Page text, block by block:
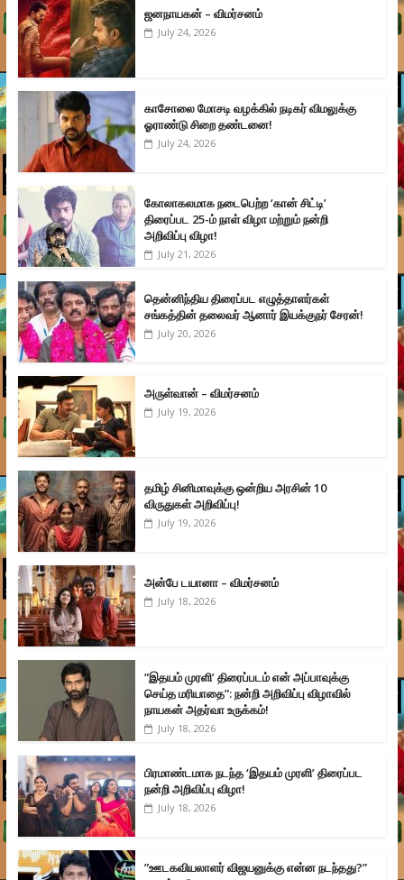
ஜனநாயகன் – விமர்சனம்
July 24, 2026
காசோலை மோசடி வழக்கில் நடிகர் விமலுக்கு
ஓராண்டு சிறை தண்டனை!
July 24, 2026
கோலாகலமாக நடைபெற்ற ‘கான் சிட்டி’
திரைப்பட 25-ம் நாள் விழா மற்றும் நன்றி
அறிவிப்பு விழா!
July 21, 2026
தென்னிந்திய திரைப்பட எழுத்தாளர்கள்
சங்கத்தின் தலைவர் ஆனார் இயக்குநர் சேரன்!
July 20, 2026
அருள்வான் – விமர்சனம்
July 19, 2026
தமிழ் சினிமாவுக்கு ஒன்றிய அரசின் 10
விருதுகள் அறிவிப்பு!
July 19, 2026
அன்பே டயானா – விமர்சனம்
July 18, 2026
”இதயம் முரளி’ திரைப்படம் என் அப்பாவுக்கு
செய்த மரியாதை”: நன்றி அறிவிப்பு விழாவில்
நாயகன் அதர்வா உருக்கம்!
July 18, 2026
பிரமாண்டமாக நடந்த ‘இதயம் முரளி’ திரைப்பட
நன்றி அறிவிப்பு விழா!
July 18, 2026
”ஊடகவியலாளர் விஜயனுக்கு என்ன நடந்தது?”